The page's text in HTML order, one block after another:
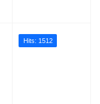
Hits: 1512